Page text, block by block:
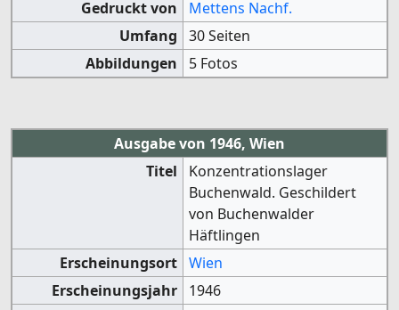
Gedruckt von
Mettens Nachf.
Umfang
30 Seiten
Abbildungen
5 Fotos
Ausgabe von 1946, Wien
Titel
Konzentrationslager
Buchenwald. Geschildert
von Buchenwalder
Häftlingen
Erscheinungsort
Wien
Erscheinungsjahr
1946